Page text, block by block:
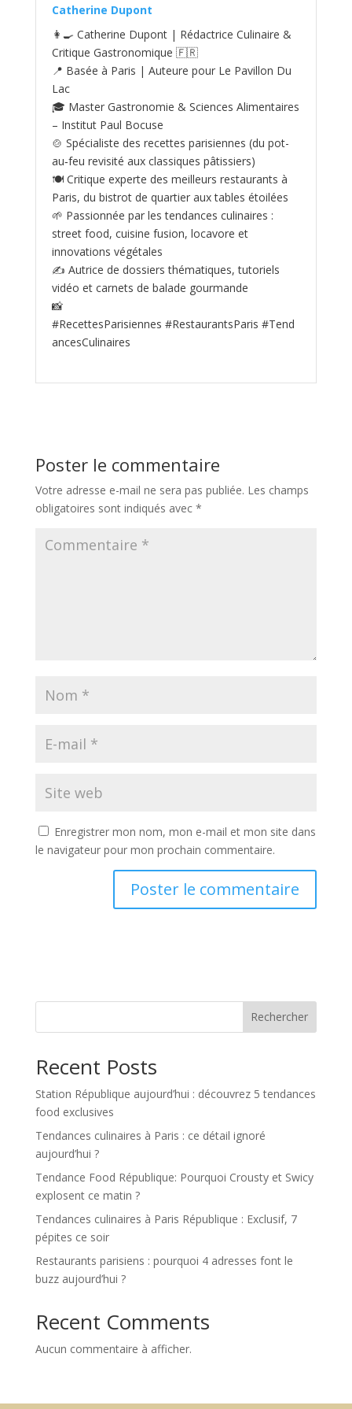
Catherine Dupont
👩‍🍳 Catherine Dupont | Rédactrice Culinaire &
Critique Gastronomique 🇫🇷
📍 Basée à Paris | Auteure pour Le Pavillon Du
Lac
🎓 Master Gastronomie & Sciences Alimentaires
– Institut Paul Bocuse
🍲 Spécialiste des recettes parisiennes (du pot-
au‑feu revisité aux classiques pâtissiers)
🍽️ Critique experte des meilleurs restaurants à
Paris, du bistrot de quartier aux tables étoilées
🌱 Passionnée par les tendances culinaires :
street food, cuisine fusion, locavore et
innovations végétales
✍️ Autrice de dossiers thématiques, tutoriels
vidéo et carnets de balade gourmande
📸
#RecettesParisiennes #RestaurantsParis #Tend
ancesCulinaires
Poster le commentaire
Votre adresse e-mail ne sera pas publiée. Les champs
obligatoires sont indiqués avec *
Enregistrer mon nom, mon e-mail et mon site dans
le navigateur pour mon prochain commentaire.
Rechercher
Recent Posts
Station République aujourd’hui : découvrez 5 tendances
food exclusives
Tendances culinaires à Paris : ce détail ignoré
aujourd’hui ?
Tendance Food République: Pourquoi Crousty et Swicy
explosent ce matin ?
Tendances culinaires à Paris République : Exclusif, 7
pépites ce soir
Restaurants parisiens : pourquoi 4 adresses font le
buzz aujourd’hui ?
Recent Comments
Aucun commentaire à afficher.